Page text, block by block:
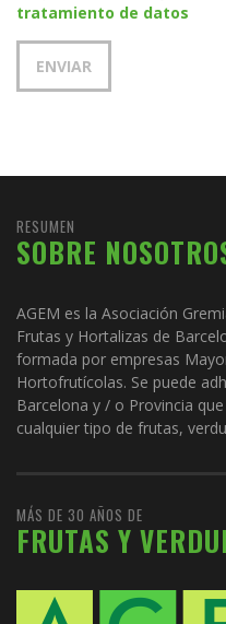
tratamiento de datos
RESUMEN
SOBRE
AGEM es la Asociación
Frutas y Hortalizas de
formada por empresas
Hortofrutícolas. Se puede
Barcelona y / o Provincia
cualquier tipo de frutas,
MÁS DE 30 AÑOS DE
FRUTAS Y